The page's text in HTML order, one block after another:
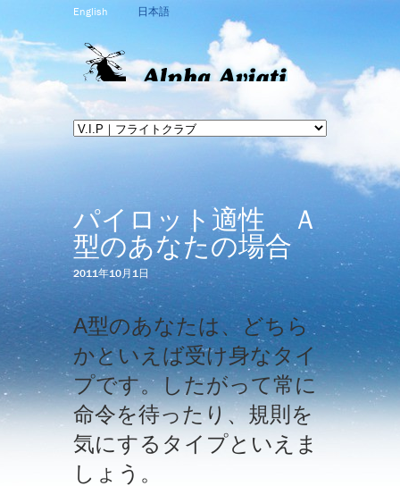
English 日本語
パイロット適性 Ａ
型のあなたの場合
2011年10月1日
A型のあなたは、どちら
かといえば受け身なタイ
プです。したがって常に
命令を待ったり、規則を
気にするタイプといえま
しょう。